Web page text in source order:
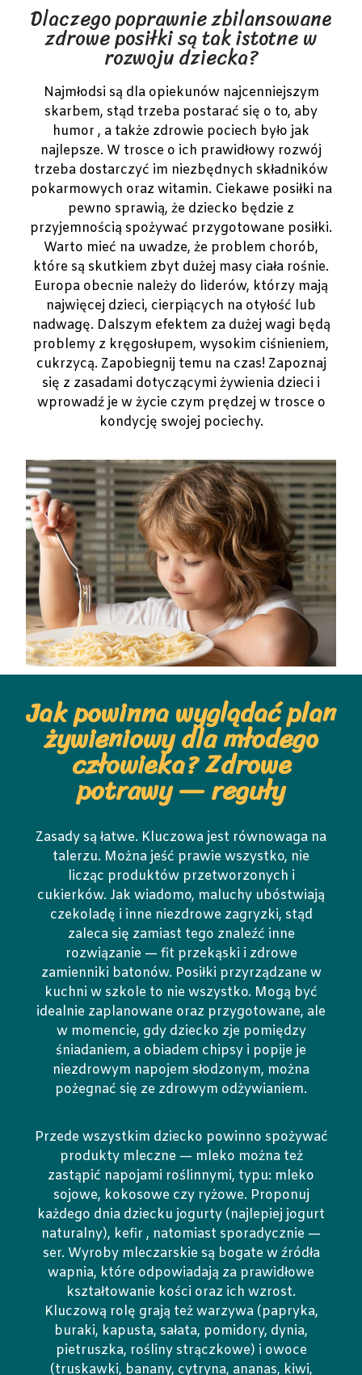
Dlaczego poprawnie zbilansowane
zdrowe posiłki są tak istotne w
rozwoju dziecka?
Najmłodsi są dla opiekunów najcenniejszym
skarbem, stąd trzeba postarać się o to, aby
humor , a także zdrowie pociech było jak
najlepsze. W trosce o ich prawidłowy rozwój
trzeba dostarczyć im niezbędnych składników
pokarmowych oraz witamin. Ciekawe posiłki na
pewno sprawią, że dziecko będzie z
przyjemnością spożywać przygotowane posiłki.
Warto mieć na uwadze, że problem chorób,
które są skutkiem zbyt dużej masy ciała rośnie.
Europa obecnie należy do liderów, którzy mają
najwięcej dzieci, cierpiących na otyłość lub
nadwagę. Dalszym efektem za dużej wagi będą
problemy z kręgosłupem, wysokim ciśnieniem,
cukrzycą. Zapobiegnij temu na czas! Zapoznaj
się z zasadami dotyczącymi żywienia dzieci i
wprowadź je w życie czym prędzej w trosce o
kondycję swojej pociechy.
Jak powinna wyglądać plan
żywieniowy dla młodego
człowieka? Zdrowe
potrawy — reguły
Zasady są łatwe. Kluczowa jest równowaga na
talerzu. Można jeść prawie wszystko, nie
licząc produktów przetworzonych i
cukierków. Jak wiadomo, maluchy ubóstwiają
czekoladę i inne niezdrowe zagryzki, stąd
zaleca się zamiast tego znaleźć inne
rozwiązanie — fit przekąski i zdrowe
zamienniki batonów. Posiłki przyrządzane w
kuchni w szkole to nie wszystko. Mogą być
idealnie zaplanowane oraz przygotowane, ale
w momencie, gdy dziecko zje pomiędzy
śniadaniem, a obiadem chipsy i popije je
niezdrowym napojem słodzonym, można
pożegnać się ze zdrowym odżywianiem.
Przede wszystkim dziecko powinno spożywać
produkty mleczne — mleko można też
zastąpić napojami roślinnymi, typu: mleko
sojowe, kokosowe czy ryżowe. Proponuj
każdego dnia dziecku jogurty (najlepiej jogurt
naturalny), kefir , natomiast sporadycznie —
ser. Wyroby mleczarskie są bogate w źródła
wapnia, które odpowiadają za prawidłowe
kształtowanie kości oraz ich wzrost.
Kluczową rolę grają też warzywa (papryka,
buraki, kapusta, sałata, pomidory, dynia,
pietruszka, rośliny strączkowe) i owoce
(truskawki, banany, cytryna, ananas, kiwi,